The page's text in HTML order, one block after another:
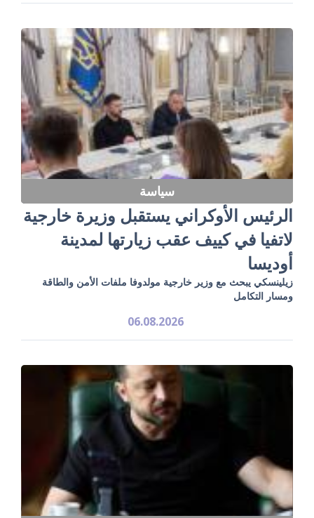
سياسة
الرئيس الأوكراني يستقبل وزيرة خارجية
لاتفيا في كييف عقب زيارتها لمدينة
أوديسا
زيلينسكي يبحث مع وزير خارجية مولدوفا ملفات الأمن والطاقة
ومسار التكامل
06.08.2026